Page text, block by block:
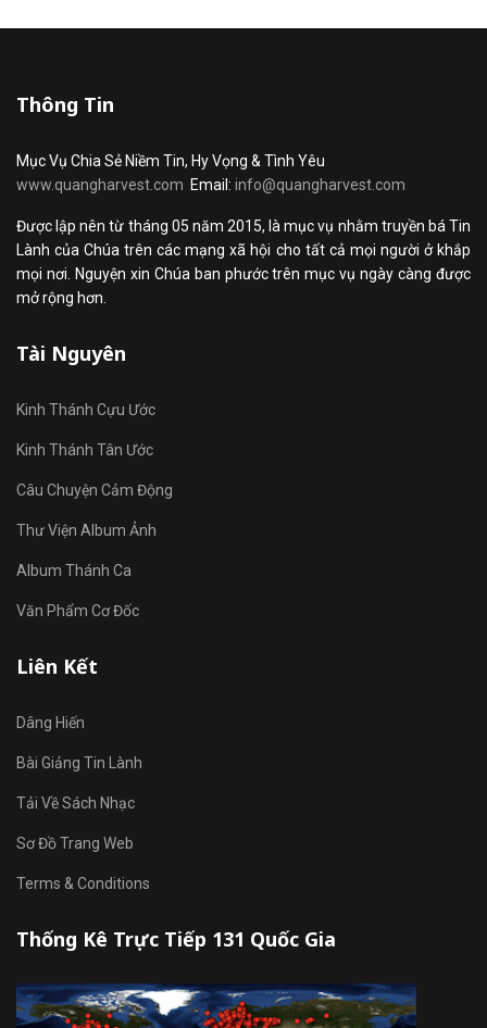
Thông Tin
Mục Vụ Chia Sẻ Niềm Tin, Hy Vọng & Tình Yêu
www.quangharvest.com Email: info@quangharvest.com
Được lập nên từ tháng 05 năm 2015, là mục vụ nhằm truyền bá Tin
Lành của Chúa trên các mạng xã hội cho tất cả mọi người ở khắp
mọi nơi. Nguyện xin Chúa ban phước trên mục vụ ngày càng được
mở rộng hơn.
Tài Nguyên
Kinh Thánh Cựu Ước
Kinh Thánh Tân Ước
Câu Chuyện Cảm Động
Thư Viện Album Ảnh
Album Thánh Ca
Văn Phẩm Cơ Đốc
Liên Kết
Dâng Hiến
Bài Giảng Tin Lành
Tải Về Sách Nhạc
Sơ Đồ Trang Web
Terms & Conditions
Thống Kê Trực Tiếp 131 Quốc Gia